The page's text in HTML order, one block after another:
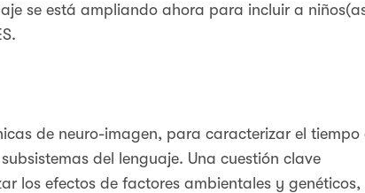
se está ampliando ahora para incluir a
de neuro-imagen, para caracterizar el tiempo
del lenguaje. Una cuestión clave
los efectos de factores ambientales y genéticos,